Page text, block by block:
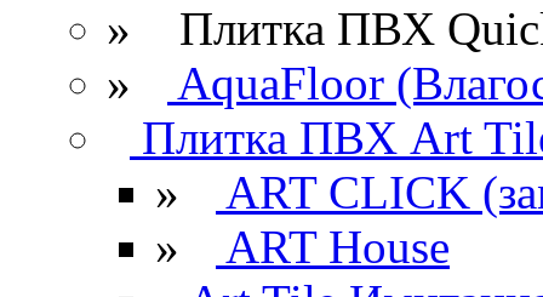
» Плитка ПВХ
»
AquaFloor
Плитка ПВХ Art
»
ART CLICK
»
ART House